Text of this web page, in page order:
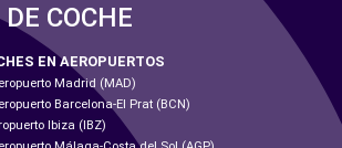
COCHE
EN AEROPUERTOS
Madrid (MAD)
Barcelona-El Prat (BCN)
Ibiza (IBZ)